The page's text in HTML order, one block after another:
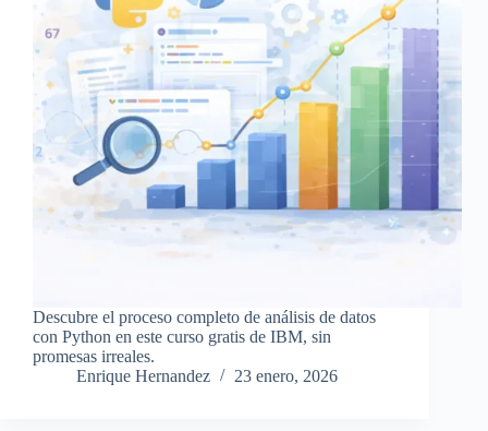
Descubre el proceso completo de análisis de datos
con Python en este curso gratis de IBM, sin
promesas irreales.
Enrique Hernandez
23 enero, 2026